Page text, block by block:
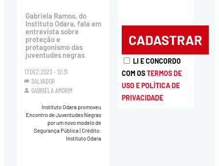
Gabriela Ramos, do
Instituto Odara, fala em
entrevista sobre
proteção e
protagonismo das
juventudes negras
17.DEZ.2023 - 12:31
SALVADOR
GABRIELA AMORIM
Instituto Odara promoveu
Encontro de Juventudes Negras
por um novo modelo de
Segurança Pública|Crédito:
Instituto Odara
LI E CONCORDO
COM OSTERMOS DE
USO E POLÍTICA DE
PRIVACIDADE